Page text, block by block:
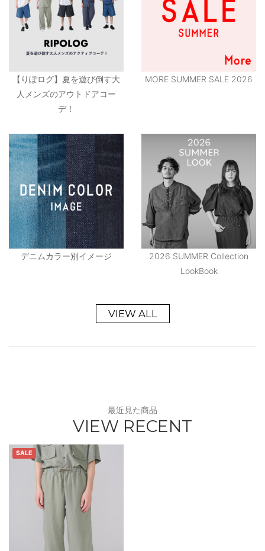
【りぽログ】夏を遊び倒す大
人メンズのアウトドアコー
デ！
MORE SUMMER SALE 2026
デニムカラー別イメージ
2026 SUMMER Collection
LookBook
VIEW ALL
最近見た商品
VIEW RECENT
SALE